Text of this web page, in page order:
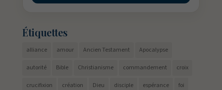
Étiquettes
alliance amour Ancien Testament Apocalypse
autorité Bible Christianisme commandement croix
crucifixion création Dieu disciple espérance foi